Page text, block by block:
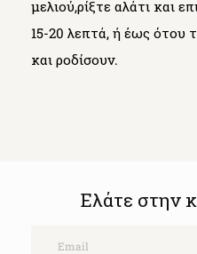
μελιού,ρίξτε αλάτι και
15-20 λεπτά, ή έως ότου
και ροδίσουν.
Ελάτε στην